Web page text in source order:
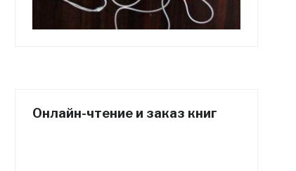
Онлайн-чтение и заказ книг